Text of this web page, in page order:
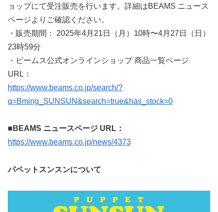
ョップにて受注販売を行います。詳細はBEAMS ニュース
ページよりご確認ください。
・販売期間： 2025年4月21日（月）10時〜4月27日（日）
23時59分
・ビームス公式オンラインショップ 商品一覧ページ
URL：
https://www.beams.co.jp/search/?
q=Bming_SUNSUN&search=true&has_stock=0
■BEAMS ニュースページ URL：
https://www.beams.co.jp/news/4373
パペットスンスンについて